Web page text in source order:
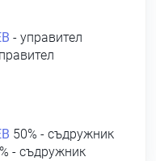
- управител
50% - съдружник
- съдружник